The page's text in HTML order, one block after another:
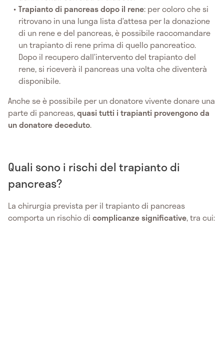
Trapianto di pancreas dopo il rene: per coloro che si
ritrovano in una lunga lista d’attesa per la donazione
di un rene e del pancreas, è possibile raccomandare
un trapianto di rene prima di quello pancreatico.
Dopo il recupero dall’intervento del trapianto del
rene, si riceverà il pancreas una volta che diventerà
disponibile.
Anche se è possibile per un donatore vivente donare una
parte di pancreas,quasi tutti i trapianti provengono da
un donatore deceduto.
Quali sono i rischi del trapianto di
pancreas?
La chirurgia prevista per il trapianto di pancreas
comporta un rischio di complicanzesignificative, tra cui: